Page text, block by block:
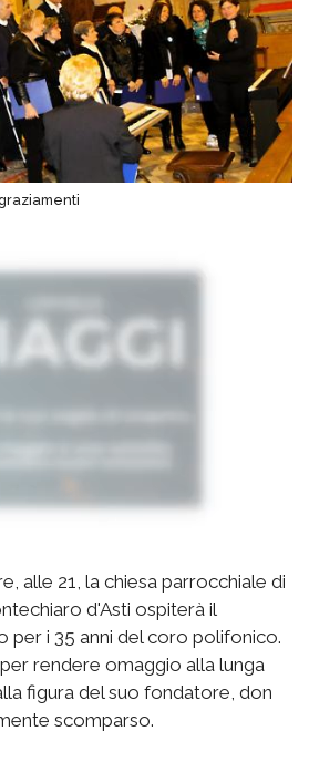
alle 21, la chiesa parrocchiale di
d'Asti ospiterà il
i 35 anni del coro polifonico.
rendere omaggio alla lunga
figura del suo fondatore, don
scomparso.